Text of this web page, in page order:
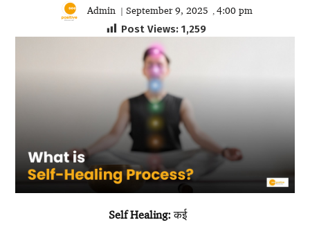
Admin | September 9, 2025 , 4:00 pm
Post Views: 1,259
Self Healing:कई